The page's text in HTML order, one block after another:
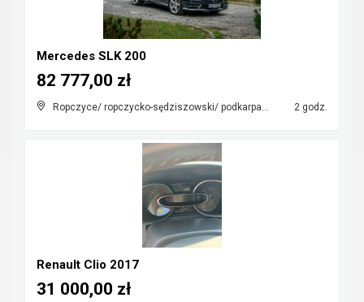
Mercedes SLK 200
Ropczyce/ ropczycko-sędziszowski/ podkarpackie 2 godz.
82 777,00 zł
Renault Clio 2017
31 000,00 zł